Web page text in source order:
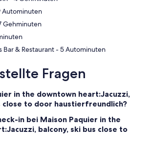
Motta - ‬29 Autominuten
Le Moulin - ‬17 Gehminuten
‪Foyer des Guides Bar & Restaurant - ‬5 Autominuten
Fragen
in the downtown heart:Jacuzzi,
close to door haustierfreundlich?
in bei Maison Paquier in the
balcony, ski bus close to